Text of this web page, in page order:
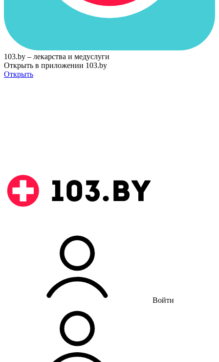
103.by – лекарства и медуслуги
Открыть в приложении 103.by
Открыть
Войти